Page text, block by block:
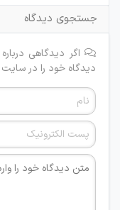
جستجوی دیدگاه
اگر دیدگاهی
دیدگاه خود را در